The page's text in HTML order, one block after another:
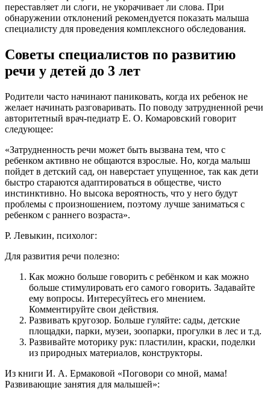
переставляет ли слоги, не укорачивает ли слова. При
обнаружении отклонений рекомендуется показать малыша
специалисту для проведения комплексного обследования.
Советы специалистов по развитию
речи у детей до 3 лет
Родители часто начинают паниковать, когда их ребенок не
желает начинать разговаривать. По поводу затрудненной речи
авторитетный врач-педиатр Е. О. Комаровский говорит
следующее:
«Затрудненность речи может быть вызвана тем, что с
ребенком активно не общаются взрослые. Но, когда малыш
пойдет в детский сад, он наверстает упущенное, так как дети
быстро стараются адаптироваться в обществе, чисто
инстинктивно. Но высока вероятность, что у него будут
проблемы с произношением, поэтому лучше заниматься с
ребенком с раннего возраста».
Р. Левыкин, психолог:
Для развития речи полезно:
Как можно больше говорить с ребёнком и как можно
больше стимулировать его самого говорить. Задавайте
ему вопросы. Интересуйтесь его мнением.
Комментируйте свои действия.
Развивать кругозор. Больше гуляйте: сады, детские
площадки, парки, музеи, зоопарки, прогулки в лес и т.д.
Развивайте моторику рук: пластилин, краски, поделки
из природных материалов, конструкторы.
Из книги И. А. Ермаковой «Поговори со мной, мама!
Развивающие занятия для малышей»: